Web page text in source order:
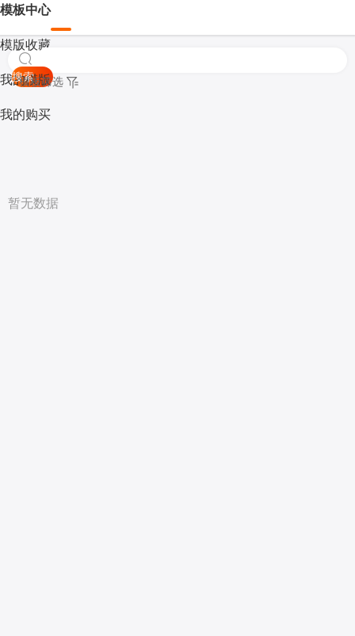
模板中心
模版收藏
我的模版
我的购买
搜索
模板筛选
暂无数据